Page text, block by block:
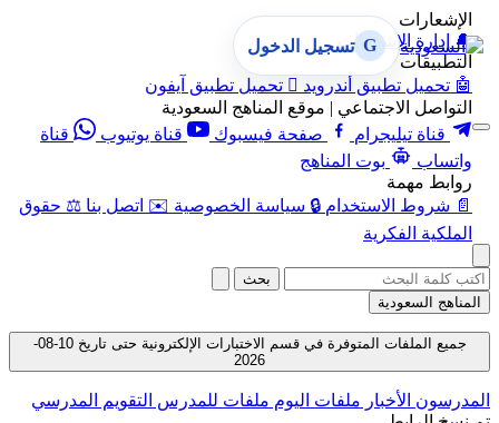
الإشعارات
🔔
إدارة الإشعارات
التطبيقات
🤖 تحميل تطبيق أندرويد  تحميل تطبيق آيفون
التواصل الاجتماعي | موقع المناهج السعودية
قناة تيليجرام
صفحة فيسبوك قناة يوتيوب
قناة
واتساب
بوت المناهج
روابط مهمة
📄 شروط الاستخدام 🔒 سياسة الخصوصية ✉️ اتصل بنا ⚖️ حقوق
الملكية الفكرية
G تسجيل الدخول
بحث
المناهج السعودية
جميع الملفات المتوفرة في قسم الاختبارات الإلكترونية حتى تاريخ 10-08-
2026
المدرسون الأخبار ملفات اليوم ملفات للمدرس التقويم المدرسي